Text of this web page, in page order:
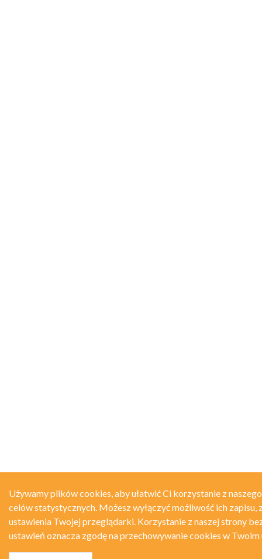
Używamy plików cookies, aby ułatwić Ci korzystanie z
celów statystycznych. Możesz wyłączyć możliwość ich zapisu,
ustawienia Twojej przeglądarki. Korzystanie z naszej strony
ustawień oznacza zgodę na przechowywanie cookies w Twoim